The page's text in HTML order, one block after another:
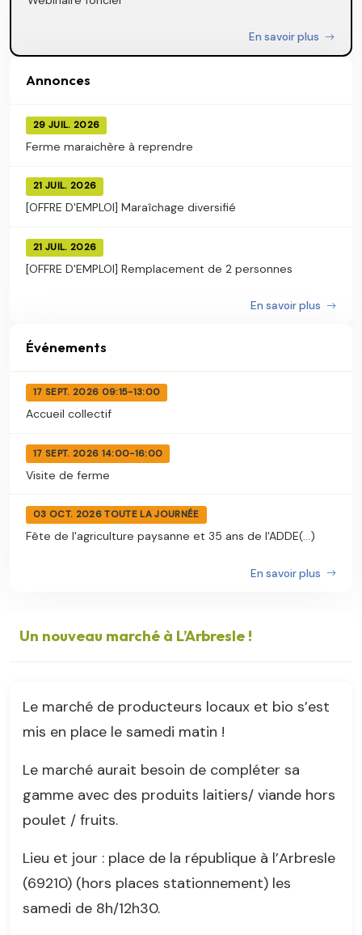
En savoir plus
Annonces
29 JUIL. 2026
Ferme maraichère à reprendre
21 JUIL. 2026
[OFFRE D'EMPLOI] Maraîchage diversifié
21 JUIL. 2026
[OFFRE D'EMPLOI] Remplacement de 2 personnes
En savoir plus
Événements
17 SEPT. 2026 09:15-13:00
Accueil collectif
17 SEPT. 2026 14:00-16:00
Visite de ferme
03 OCT. 2026 TOUTE LA JOURNÉE
Fête de l'agriculture paysanne et 35 ans de l'ADDE(...)
En savoir plus
Un nouveau marché à L’Arbresle !
Le marché de producteurs locaux et bio s’est
mis en place le samedi matin !
Le marché aurait besoin de compléter sa
gamme avec des produits laitiers/ viande hors
poulet / fruits.
Lieu et jour : place de la république à l’Arbresle
(69210) (hors places stationnement) les
samedi de 8h/12h30.